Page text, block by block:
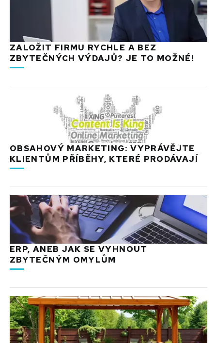
ZALOŽIT FIRMU RYCHLE A BEZ
ZBYTEČNÝCH VÝDAJŮ? JE TO MOŽNÉ!
OBSAHOVÝ MARKETING: VYPRÁVĚJTE
KLIENTŮM PŘÍBĚHY, KTERÉ PRODÁVAJÍ
ERP, ANEB JAK SE VYHNOUT
ZBYTEČNÝM OMYLŮM